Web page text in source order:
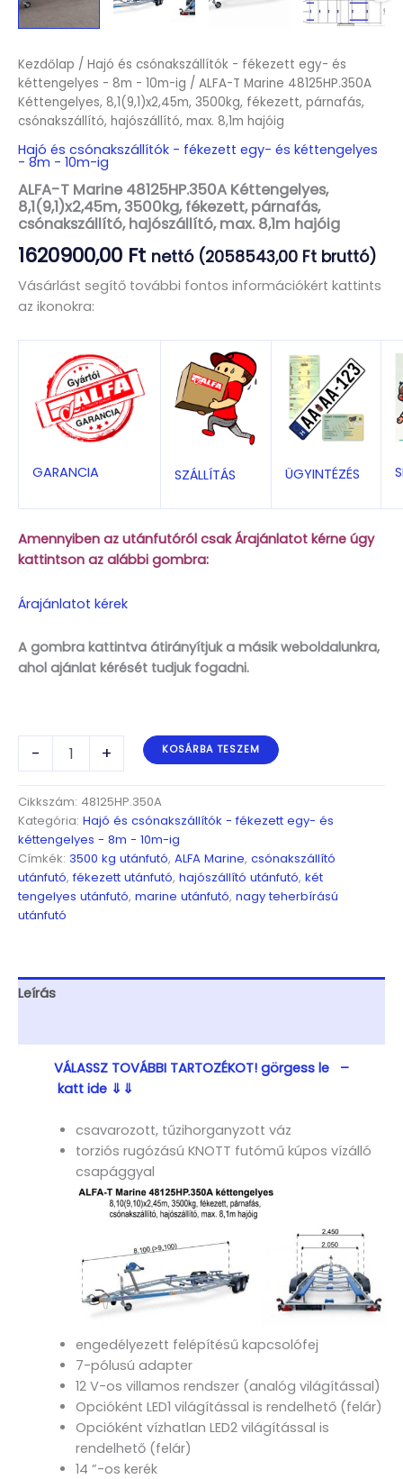
Kezdőlap / Hajó és csónakszállítók - fékezett egy- és
kéttengelyes - 8m - 10m-ig / ALFA-T Marine 48125HP.350A
Kéttengelyes, 8,1(9,1)x2,45m, 3500kg, fékezett, párnafás,
csónakszállító, hajószállító, max. 8,1m hajóig
Hajó és csónakszállítók - fékezett egy- és kéttengelyes
- 8m - 10m-ig
ALFA-T Marine 48125HP.350A Kéttengelyes,
8,1(9,1)x2,45m, 3500kg, fékezett, párnafás,
csónakszállító, hajószállító, max. 8,1m hajóig
1620900,00 Ft nettó (2058543,00 Ft bruttó)
Vásárlást segítő további fontos információkért kattints
az ikonokra:
GARANCIA SZÁLLÍTÁS ÜGYINTÉZÉS
Amennyiben az utánfutóról csak Árajánlatot kérne úgy
kattintson az alábbi gombra:
Árajánlatot kérek
A gombra kattintva átirányítjuk a másik weboldalunkra,
ahol ajánlat kérését tudjuk fogadni.
-
48125HP.350A
Kéttengelyes,
8,1(9,1)x2,45m,
3500kg,
fékezett,
párnafás,
csónakszállító,
hajószállító,
hajóig
mennyiség
+ KOSÁRBA TESZEM
Cikkszám: 48125HP.350A
Kategória: Hajó és csónakszállítók - fékezett egy- és
kéttengelyes - 8m - 10m-ig
Címkék: 3500 kg utánfutó, ALFA Marine, csónakszállító
utánfutó,fékezett utánfutó, hajószállító utánfutó, két
tengelyes utánfutó, marine utánfutó, nagy teherbírású
utánfutó
Leírás
VÁLASSZ TOVÁBBI TARTOZÉKOT! görgess le –
katt ide ⇓⇓
csavarozott, tűzihorganyzott váz
torziós rugózású KNOTT futómű kúpos vízálló
csapággyal
engedélyezett felépítésű kapcsolófej
7-pólusú adapter
12 V-os villamos rendszer (analóg világítással)
Opcióként LED1 világítással is rendelhető (felár)
Opcióként vízhatlan LED2 világítással is
rendelhető (felár)
14 ”-os kerék